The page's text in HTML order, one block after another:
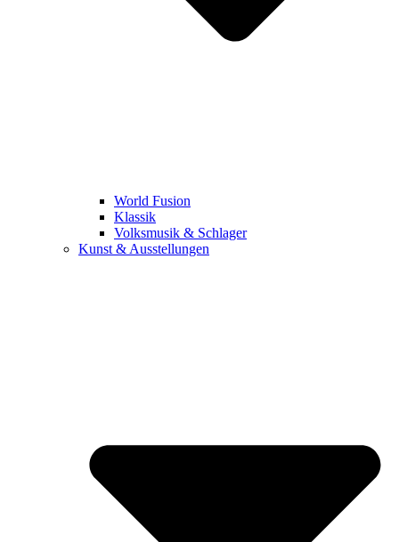
World Fusion
Klassik
Volksmusik & Schlager
Kunst & Ausstellungen